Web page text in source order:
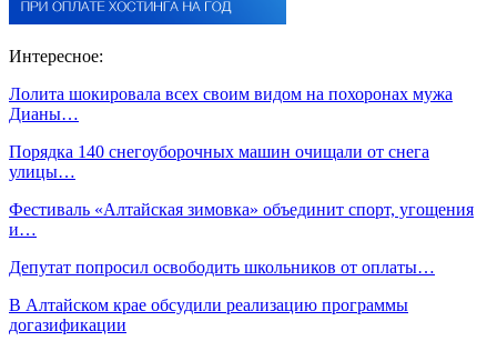
Интересное:
Лолита шокировала всех своим видом на похоронах мужа
Дианы…
Порядка 140 снегоуборочных машин очищали от снега
улицы…
Фестиваль «Алтайская зимовка» объединит спорт, угощения
и…
Депутат попросил освободить школьников от оплаты…
В Алтайском крае обсудили реализацию программы
догазификации